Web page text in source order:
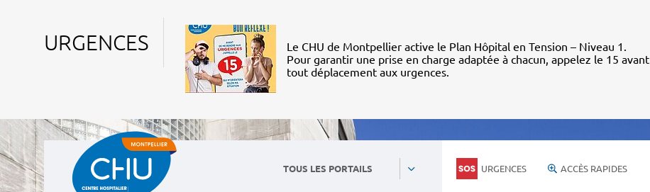
URGENCES
Le CHU de Montpellier active le Plan Hôpital en Tension – Niveau 1.
Pour garantir une prise en charge adaptée à chacun, appelez le 15 avant
tout déplacement aux urgences.
TOUS LES PORTAILS URGENCES ACCÈS RAPIDES